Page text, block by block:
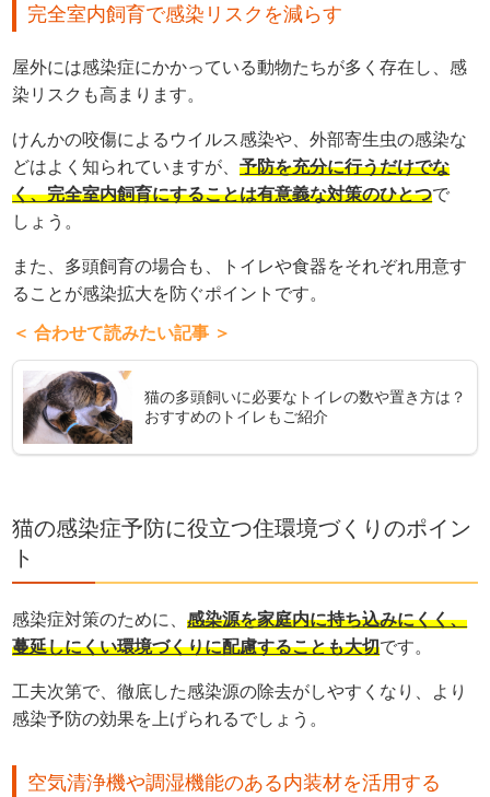
完全室内飼育で感染リスクを減らす
屋外には感染症にかかっている動物たちが多く存在し、感
染リスクも高まります。
けんかの咬傷によるウイルス感染や、外部寄生虫の感染な
どはよく知られていますが、予防を充分に行うだけでな
く、完全室内飼育にすることは有意義な対策のひとつで
しょう。
また、多頭飼育の場合も、トイレや食器をそれぞれ用意す
ることが感染拡大を防ぐポイントです。
＜ 合わせて読みたい記事 ＞
猫の多頭飼いに必要なトイレの数や置き方は？
おすすめのトイレもご紹介
猫の感染症予防に役立つ住環境づくりのポイン
ト
感染症対策のために、感染源を家庭内に持ち込みにくく、
蔓延しにくい環境づくりに配慮することも大切です。
工夫次第で、徹底した感染源の除去がしやすくなり、より
感染予防の効果を上げられるでしょう。
空気清浄機や調湿機能のある内装材を活用する